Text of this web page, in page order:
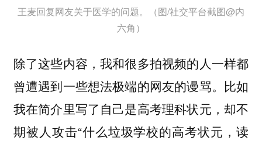
王麦回复网友关于医学的问题。（图/社交平台截图@内
六角）
除了这些内容，我和很多拍视频的人一样都
曾遭遇到一些想法极端的网友的谩骂。比如
我在简介里写了自己是高考理科状元，却不
期被人攻击“什么垃圾学校的高考状元，读